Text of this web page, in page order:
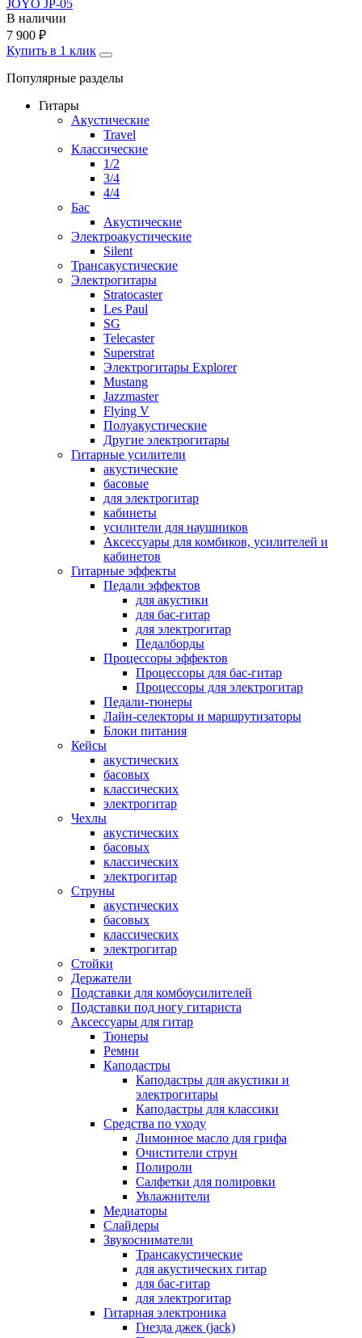
JOYO JP-05
В наличии
7 900 ₽
Купить в 1 клик
Популярные разделы
Гитары
Акустические
Travel
Классические
1/2
3/4
4/4
Бас
Акустические
Электроакустические
Silent
Трансакустические
Электрогитары
Stratocaster
Les Paul
SG
Telecaster
Superstrat
Электрогитары Explorer
Mustang
Jazzmaster
Flying V
Полуакустические
Другие электрогитары
Гитарные усилители
акустические
басовые
для электрогитар
кабинеты
усилители для наушников
Аксессуары для комбиков, усилителей и
кабинетов
Гитарные эффекты
Педали эффектов
для акустики
для бас-гитар
для электрогитар
Педалборды
Процессоры эффектов
Процессоры для бас-гитар
Процессоры для электрогитар
Педали-тюнеры
Лайн-селекторы и маршрутизаторы
Блоки питания
Кейсы
акустических
басовых
классических
электрогитар
Чехлы
акустических
басовых
классических
электрогитар
Струны
акустических
басовых
классических
электрогитар
Стойки
Держатели
Подставки для комбоусилителей
Подставки под ногу гитариста
Аксессуары для гитар
Тюнеры
Ремни
Каподастры
Каподастры для акустики и
электрогитары
Каподастры для классики
Средства по уходу
Лимонное масло для грифа
Очистители струн
Полироли
Салфетки для полировки
Увлажнители
Медиаторы
Слайдеры
Звукосниматели
Трансакустические
для акустических гитар
для бас-гитар
для электрогитар
Гитарная электроника
Гнезда джек (jack)